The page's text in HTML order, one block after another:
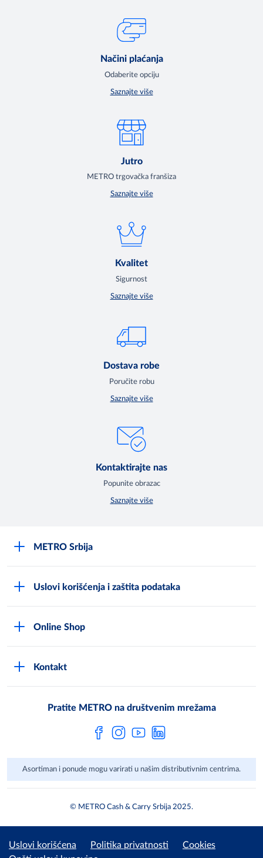
Načini plaćanja
Odaberite opciju
Saznajte više
Jutro
METRO trgovačka franšiza
Saznajte više
Kvalitet
Sigurnost
Saznajte više
Dostava robe
Poručite robu
Saznajte više
Kontaktirajte nas
Popunite obrazac
Saznajte više
METRO Srbija
Često postavljana pitanja
Uslovi korišćenja i zaštita podataka
Online Shop
Kontakt
Pratite METRO na društvenim mrežama
Asortiman i ponude mogu varirati u našim distributivnim centrima.
© METRO Cash & Carry Srbija 2025.
Uslovi korišćena Politika privatnosti
Cookies